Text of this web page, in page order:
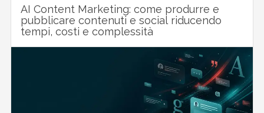
AI Content Marketing: come produrre e
pubblicare contenuti e social riducendo
tempi, costi e complessità